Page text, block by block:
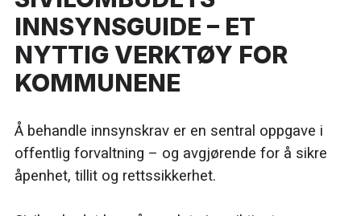
INNSYNSGUIDE – ET
NYTTIG VERKTØY FOR
KOMMUNENE
Å behandle innsynskrav er en sentral oppgave i
offentlig forvaltning – og avgjørende for å sikre
åpenhet, tillit og rettssikkerhet.